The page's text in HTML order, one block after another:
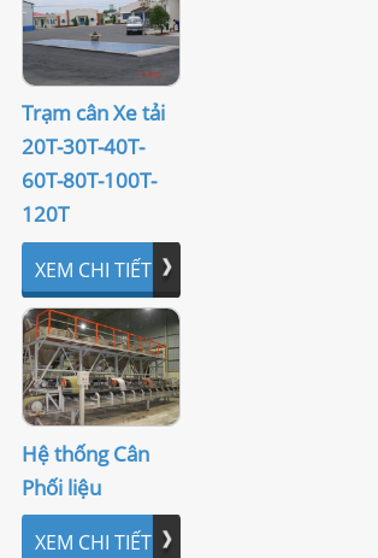
10. QUẢ CHUẨN
TIN TỨC
DOWNLOAD
LIÊN HỆ
Trạm cân Xe tải
20T-30T-40T-
60T-80T-100T-
120T
XEM CHI TIẾT
Hệ thống Cân
Phối liệu
XEM CHI TIẾT